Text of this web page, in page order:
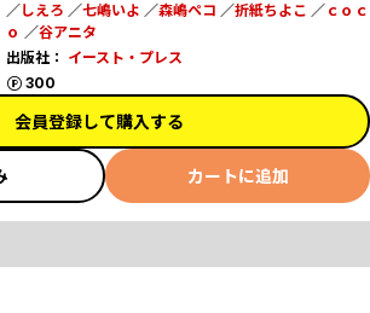
／しえろ ／七嶋いよ ／森嶋ペコ ／折紙ちよこ ／ｃｏｃ
ｏ ／谷アニタ
出版社： イースト・プレス
300
会員登録して購入する
カートに追加